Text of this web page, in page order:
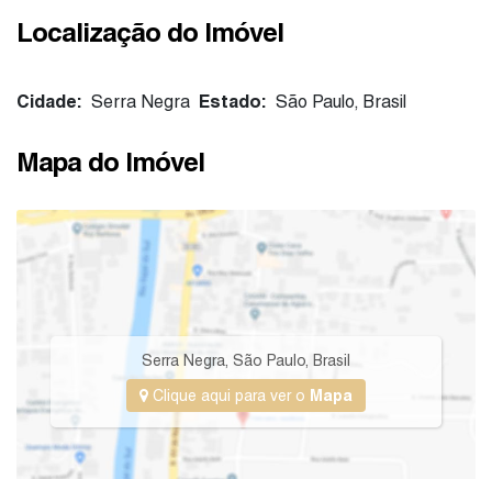
Localização do Imóvel
Cidade: Serra Negra Estado: São Paulo, Brasil
Mapa do Imóvel
Serra Negra, São Paulo, Brasil
Clique aqui para ver o Mapa